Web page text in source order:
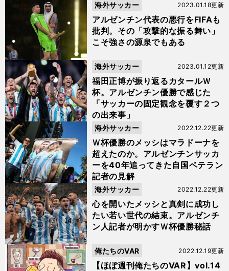
アルゼンチン代表の悪行をFIFAも
批判。その「攻撃的な振る舞い」
こそ強さの源泉でもある
2023.01.18更新
海外サッカー
福田正博が振り返るカタールＷ
杯。アルゼンチン優勝で感じた
「サッカーの固定観念を覆す２つ
の出来事」
2023.01.12更新
海外サッカー
Ｗ杯優勝のメッシはマラドーナを
超えたのか。アルゼンチンサッカ
ーを40年追ってきた自国ベテラン
記者の見解
2022.12.22更新
海外サッカー
心を開いたメッシと真剣に成功し
たい若い世代の結束。アルゼンチ
ン人記者が明かすＷ杯優勝秘話
2022.12.22更新
海外サッカー
【ほぼ週刊俺たちのVAR】vol.14
2022.12.19更新
俺たちのVAR